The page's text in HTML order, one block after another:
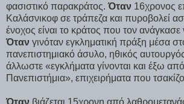
φασιστικό παρακράτος.Όταν 16χρονος
Καλάσνικοφ σε τράπεζα και πυροβολεί
ένοχος είναι το κράτος που τον
Όταν γινόταν εγκληματική πράξη μέσα
πανεπιστημιακό άσυλο, ηθικός
άλλωστε «εγκλήματα γίνονται και έξω
Πανεπιστήμια», επιχειρήματα που
Όταν βιάζεται 15χρονη από